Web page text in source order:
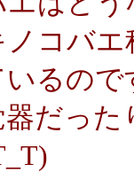
ノコバ
るの
器だっ